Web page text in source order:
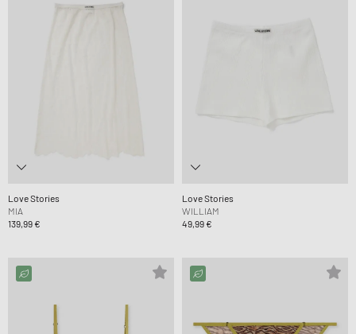
Love Stories
MIA
139,99 €
Love Stories
WILLIAM
49,99 €